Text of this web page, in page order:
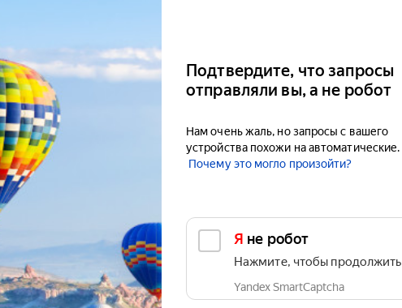
Подтвердите, что запросы
отправляли вы, а не робот
Нам очень жаль, но запросы с вашего
устройства похожи на автоматические.
Почему это могло произойти?
Я не робот
Нажмите, чтобы продолжить
Yandex SmartCaptcha